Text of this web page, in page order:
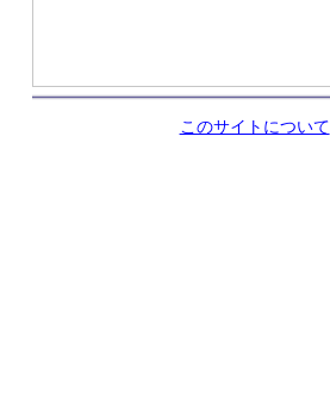
このサイトについて